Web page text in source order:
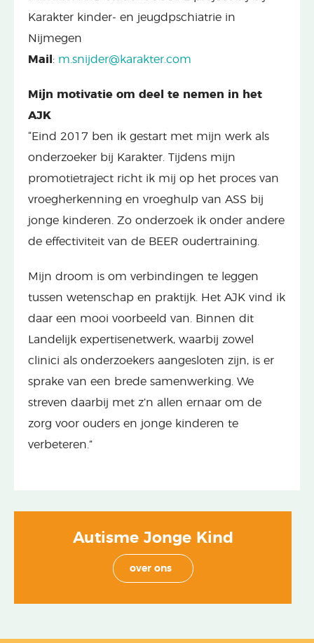
Karakter kinder- en jeugdpschiatrie in
Nijmegen
Mail : m.snijder@karakter.com
Mijn motivatie om deel te nemen in het
AJK
“Eind 2017 ben ik gestart met mijn werk als
onderzoeker bij Karakter. Tijdens mijn
promotietraject richt ik mij op het proces van
vroegherkenning en vroeghulp van ASS bij
jonge kinderen. Zo onderzoek ik onder andere
de effectiviteit van de BEER oudertraining.
Mijn droom is om verbindingen te leggen
tussen wetenschap en praktijk. Het AJK vind ik
daar een mooi voorbeeld van. Binnen dit
Landelijk expertisenetwerk, waarbij zowel
clinici als onderzoekers aangesloten zijn, is er
sprake van een brede samenwerking. We
streven daarbij met z’n allen ernaar om de
zorg voor ouders en jonge kinderen te
verbeteren.”
Autisme Jonge Kind
over ons